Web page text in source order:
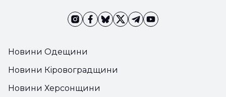
Новини Одещини
Новини Кіровоградщини
Новини Херсонщини